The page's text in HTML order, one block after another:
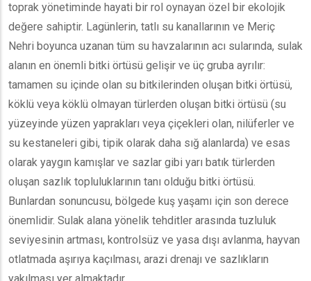
toprak yönetiminde hayati bir rol oynayan özel bir ekolojik
değere sahiptir. Lagünlerin, tatlı su kanallarının ve Meriç
Nehri boyunca uzanan tüm su havzalarının acı sularında, sulak
alanın en önemli bitki örtüsü gelişir ve üç gruba ayrılır:
tamamen su içinde olan su bitkilerinden oluşan bitki örtüsü,
köklü veya köklü olmayan türlerden oluşan bitki örtüsü (su
yüzeyinde yüzen yaprakları veya çiçekleri olan, nilüferler ve
su kestaneleri gibi, tipik olarak daha sığ alanlarda) ve esas
olarak yaygın kamışlar ve sazlar gibi yarı batık türlerden
oluşan sazlık topluluklarının tanı olduğu bitki örtüsü.
Bunlardan sonuncusu, bölgede kuş yaşamı için son derece
önemlidir. Sulak alana yönelik tehditler arasında tuzluluk
seviyesinin artması, kontrolsüz ve yasa dışı avlanma, hayvan
otlatmada aşırıya kaçılması, arazi drenajı ve sazlıkların